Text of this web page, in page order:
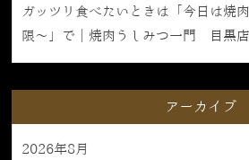
ガッツリ食べたいときは「今日は焼
限〜」で｜焼肉うしみつ一門 目黒店
アーカイブ
2026年8月